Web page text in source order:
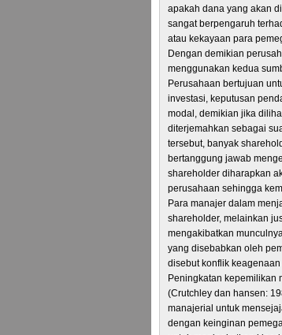
apakah dana yang akan
sangat berpengaruh
atau kekayaan para
Dengan demikian
menggunakan kedua
Perusahaan bertujuan
investasi, keputusan
modal, demikian jika
diterjemahkan sebagai
tersebut, banyak
bertanggung jawab
shareholder diharapkan
perusahaan sehingga
Para manajer dalam
shareholder, melainkan
mengakibatkan
yang disebabkan oleh
disebut konflik
Peningkatan kepemilikan
(Crutchley dan hansen:
manajerial untuk
dengan keinginan